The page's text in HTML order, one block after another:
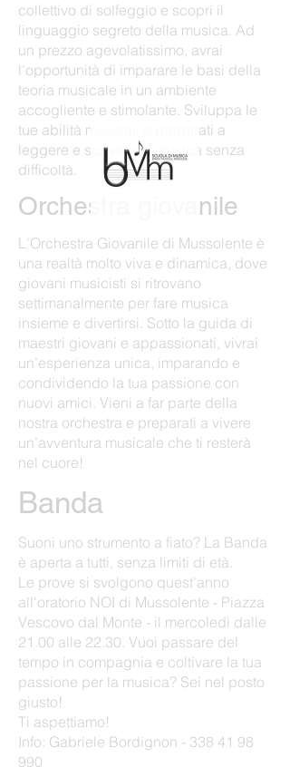
collettivo di solfeggio e scopri il
linguaggio segreto della musica. Ad
un prezzo agevolatissimo, avrai
l'opportunità di imparare le basi della
teoria musicale in un ambiente
accogliente e stimolante. Sviluppa le
tue abilità musicali e preparati a
leggere e scrivere la musica senza
difficoltà.
Orchestra giovanile
L'Orchestra Giovanile di Mussolente è
una realtà molto viva e dinamica, dove
giovani musicisti si ritrovano
settimanalmente per fare musica
insieme e divertirsi. Sotto la guida di
maestri giovani e appassionati, vivrai
un’esperienza unica, imparando e
condividendo la tua passione con
nuovi amici. Vieni a far parte della
nostra orchestra e preparati a vivere
un’avventura musicale che ti resterà
nel cuore!
Banda
Suoni uno strumento a fiato? La Banda
è aperta a tutti, senza limiti di età.
Le prove si svolgono quest'anno
all'oratorio NOI di Mussolente - Piazza
Vescovo dal Monte - il mercoledì dalle
21.00 alle 22.30. Vuoi passare del
tempo in compagnia e coltivare la tua
passione per la musica? Sei nel posto
giusto!
Ti aspettiamo!
Info: Gabriele Bordignon - 338 41 98
990